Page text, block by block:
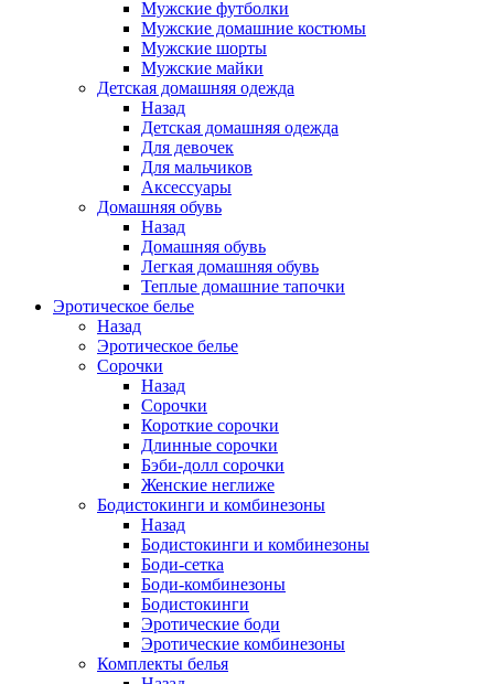
Мужские футболки
Мужские домашние костюмы
Мужские шорты
Мужские майки
Детская домашняя одежда
Назад
Детская домашняя одежда
Для девочек
Для мальчиков
Аксессуары
Домашняя обувь
Назад
Домашняя обувь
Легкая домашняя обувь
Теплые домашние тапочки
Эротическое белье
Назад
Эротическое белье
Сорочки
Назад
Сорочки
Короткие сорочки
Длинные сорочки
Бэби-долл сорочки
Женские неглиже
Бодистокинги и комбинезоны
Назад
Бодистокинги и комбинезоны
Боди-сетка
Боди-комбинезоны
Бодистокинги
Эротические боди
Эротические комбинезоны
Комплекты белья